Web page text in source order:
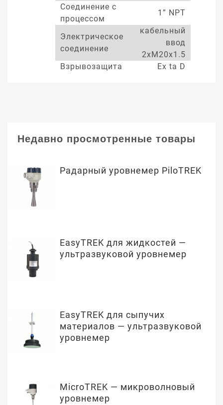
Соединение с
процессом
1” NPT
Электрическое
соединение
кабельный
ввод
2xM20x1.5
Взрывозащита
Ex ta D
Недавно просмотренные товары
Радарный уровнемер PiloTREK
EasyTREK для жидкостей —
ультразвуковой уровнемер
EasyTREK для сыпучих
материалов — ультразвуковой
уровнемер
MicroTREK — микроволновый
уровнемер